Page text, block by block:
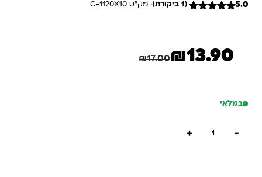
5.0
לקוחות
(1 ביקורת) · מק"ט G-1120X10
₪17.00
המחיר המקורי היה: ₪17.00.
₪13.90
המחיר הנוכחי הוא: ₪13.90.
במלאי
−
+